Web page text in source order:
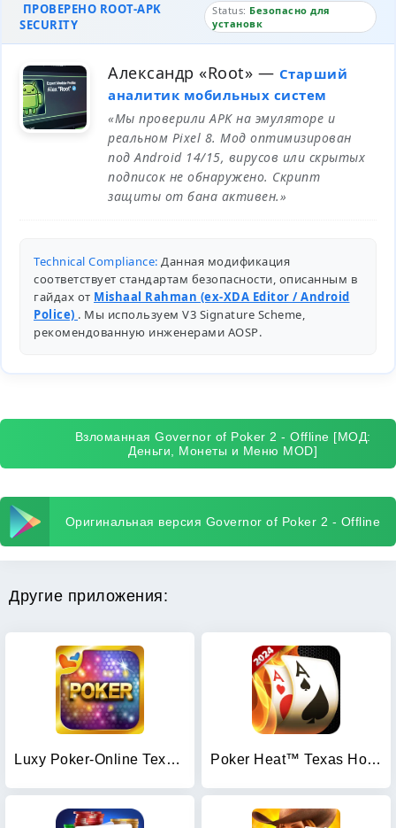
ПРОВЕРЕНО ROOT-APK
SECURITY
Status: Безопасно для
установк
Александр «Root» — Старший
аналитик мобильных систем
«Мы проверили APK на эмуляторе и
реальном Pixel 8. Мод оптимизирован
под Android 14/15, вирусов или скрытых
подписок не обнаружено. Скрипт
защиты от бана активен.»
Technical Compliance: Данная модификация
соответствует стандартам безопасности, описанным в
гайдах от Mishaal Rahman (ex-XDA Editor / Android
Police) . Мы используем V3 Signature Scheme,
рекомендованную инженерами AOSP.
Взломанная Governor of Poker 2 - Offline [МОД:
Деньги, Монеты и Меню MOD]
Оригинальная версия Governor of Poker 2 - Offline
Другие приложения:
Luxy Poker-Online Texas Poker Poker Heat™ Texas Holdem Poker